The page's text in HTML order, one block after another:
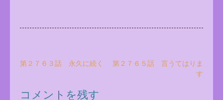
投
ナ
第２７６３話 永久に続く
第２７６５話 言うてはりま
す
コメントを残す